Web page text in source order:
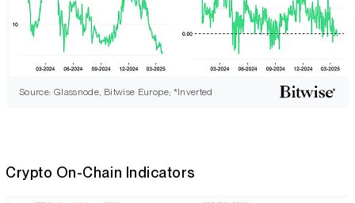
Source: Glassnode, Bitwise Europe; *Inverted
Crypto On-Chain Indicators